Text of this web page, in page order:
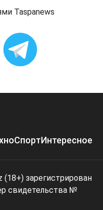
Taspanews
СпортИнтересное
(18+) зарегистрирован
свидетельства №